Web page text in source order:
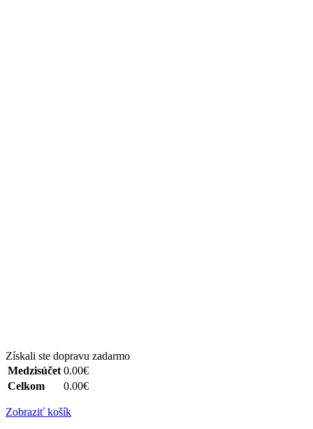
Získali ste dopravu zadarmo
Medzisúčet 0.00€
Celkom
0.00€
Zobraziť košík